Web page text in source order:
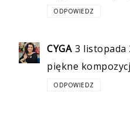
ODPOWIEDZ
CYGA 3 listopada
piękne
ODPOWIEDZ